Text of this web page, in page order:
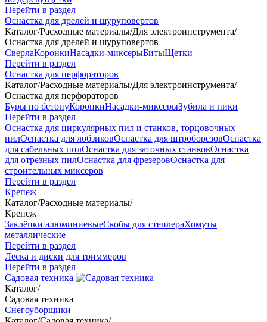
Перейти в раздел
Оснастка для дрелей и шуруповертов
Каталог/Расходные материалы/Для электроинструмента/
Оснастка для дрелей и шуруповертов
СверлаКоронкиНасадки-миксерыБитыЩетки
Перейти в раздел
Оснастка для перфораторов
Каталог/Расходные материалы/Для электроинструмента/
Оснастка для перфораторов
Буры по бетонуКоронкиНасадки-миксерыЗубила и пики
Перейти в раздел
Оснастка для циркулярных пил и станков, торцовочных
пилОснастка для лобзиковОснастка для штроборезовОснастка
для сабельных пилОснастка для заточных станковОснастка
для отрезных пилОснастка для фрезеровОснастка для
строительных миксеров
Перейти в раздел
Крепеж
Каталог/Расходные материалы/
Крепеж
Заклёпки алюминиевыеСкобы для степлераХомуты
металлические
Перейти в раздел
Леска и диски для триммеров
Перейти в раздел
Садовая техника
Каталог/
Садовая техника
Снегоуборщики